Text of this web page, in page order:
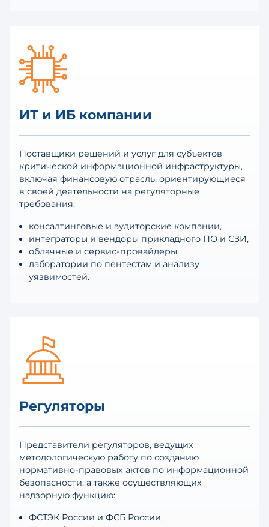
ИТ и ИБ компании
Поставщики решений и услуг для субъектов
критической информационной инфраструктуры,
включая финансовую отрасль, ориентирующиеся
в своей деятельности на регуляторные
требования:
консалтинговые и аудиторские компании,
интеграторы и вендоры прикладного ПО и СЗИ,
облачные и сервис-провайдеры,
лаборатории по пентестам и анализу
уязвимостей.
Регуляторы
Представители регуляторов, ведущих
методологическую работу по созданию
нормативно-правовых актов по информационной
безопасности, а также осуществляющих
надзорную функцию:
ФСТЭК России и ФСБ России,